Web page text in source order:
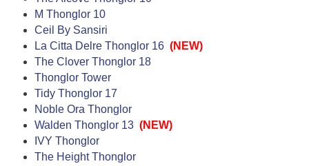
M Thonglor 10
Ceil By Sansiri
La Citta Delre Thonglor 16 (NEW)
The Clover Thonglor 18
Thonglor Tower
Tidy Thonglor 17
Noble Ora Thonglor
Walden Thonglor 13 (NEW)
IVY Thonglor
The Height Thonglor